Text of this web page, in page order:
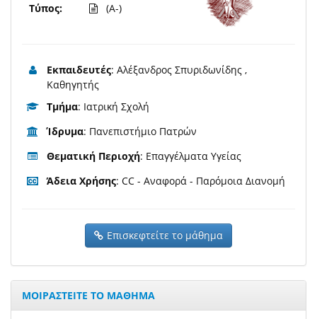
Τύπος:
(A-)
Εκπαιδευτές: Αλέξανδρος Σπυριδωνίδης ,
Καθηγητής
Τμήμα: Ιατρική Σχολή
Ίδρυμα: Πανεπιστήμιο Πατρών
Θεματική Περιοχή: Επαγγέλματα Υγείας
Άδεια Χρήσης: CC - Αναφορά - Παρόμοια Διανομή
Επισκεφτείτε το μάθημα
ΜΟΙΡΑΣΤΕΙΤΕ ΤΟ ΜΑΘΗΜΑ